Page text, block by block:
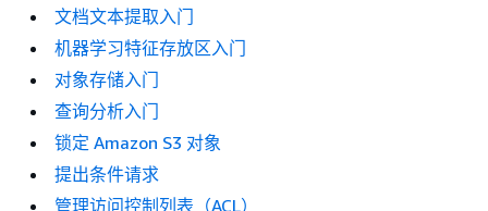
文档文本提取入门
机器学习特征存放区入门
对象存储入门
查询分析入门
锁定 Amazon S3 对象
提出条件请求
管理访问控制列表（ACL）